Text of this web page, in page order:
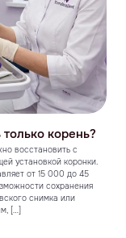
только корень?
восстановить с
установкой коронки.
от 15 000 до 45
сохранения
снимка или
[…]